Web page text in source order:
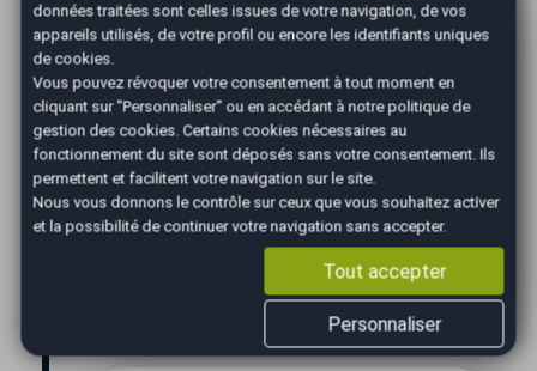
Confirmation
Nous vous confirmons le prix de vente le +
juste pour vendre votre voiture dans les
meilleurs délais.
données traitées sont celles issues de votre navigation, de vos
appareils utilisés, de votre profil ou encore les identifiants uniques
de cookies.
Vous pouvez révoquer votre consentement à tout moment en
cliquant sur "Personnaliser" ou en accédant à notre politique de
gestion des cookies. Certains cookies nécessaires au
fonctionnement du site sont déposés sans votre consentement. Ils
permettent et facilitent votre navigation sur le site.
Nous vous donnons le contrôle sur ceux que vous souhaitez activer
et la possibilité de continuer votre navigation sans accepter.
Tout accepter
Personnaliser